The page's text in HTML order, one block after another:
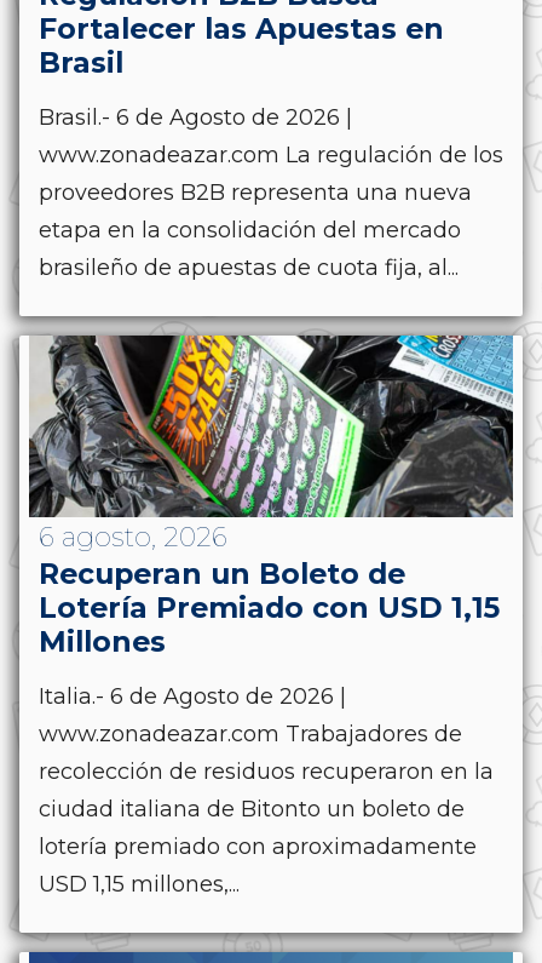
Fortalecer las Apuestas en
Brasil
Brasil.- 6 de Agosto de 2026 |
www.zonadeazar.com La regulación de los
proveedores B2B representa una nueva
etapa en la consolidación del mercado
brasileño de apuestas de cuota fija, al...
6 agosto, 2026
Recuperan un Boleto de
Lotería Premiado con USD 1,15
Millones
Italia.- 6 de Agosto de 2026 |
www.zonadeazar.com Trabajadores de
recolección de residuos recuperaron en la
ciudad italiana de Bitonto un boleto de
lotería premiado con aproximadamente
USD 1,15 millones,...